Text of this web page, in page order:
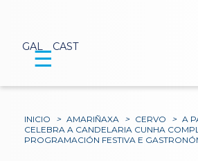
GAL CAST
☰
INICIO > AMARIÑAXA > CERVO > A
CELEBRA A CANDELARIA CUNHA
PROGRAMACIÓN FESTIVA E